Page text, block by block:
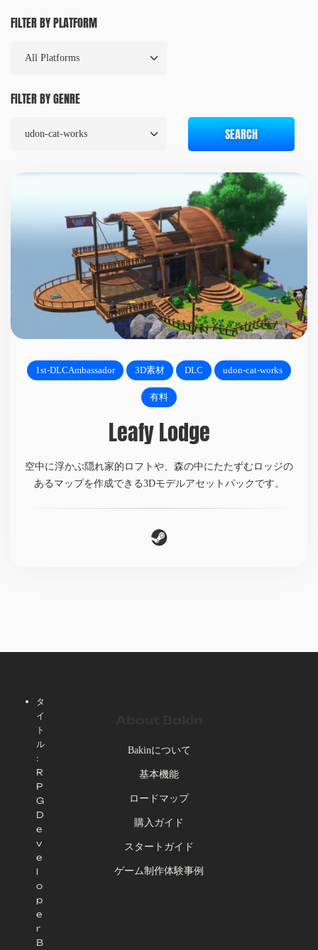
FILTER BY PLATFORM
FILTER BY GENRE
SEARCH
1st-DLCAmbassador 3D素材 DLC udon-cat-works
有料
Leafy Lodge
空中に浮かぶ隠れ家的ロフトや、森の中にたたずむロッジの
あるマップを作成できる3Dモデルアセットパックです。
タ
イ
ト
ル
:
R
P
G
D
e
v
e
l
o
p
e
r
B
Bakinについて
基本機能
ロードマップ
購入ガイド
スタートガイド
ゲーム制作体験事例